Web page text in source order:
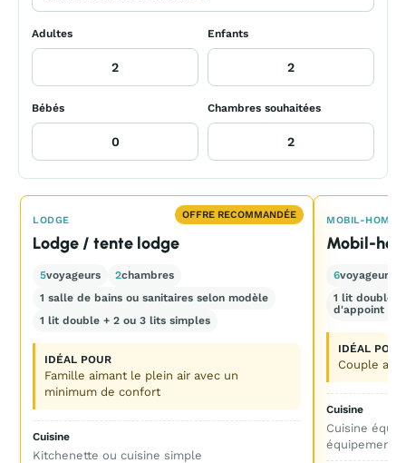
Adultes Enfants
Bébés Chambres souhaitées
MOBIL-HOME
Mobil-
6voyageurs
1 lit double
d'appoint
IDÉAL POUR
Couple
Cuisine
Cuisine
équipements
OFFRE RECOMMANDÉE
LODGE
Lodge / tente lodge
5voyageurs 2chambres
1 salle de bains ou sanitaires selon modèle
1 lit double + 2 ou 3 lits simples
IDÉAL POUR
Famille aimant le plein air avec un
minimum de confort
Cuisine
Kitchenette ou cuisine simple